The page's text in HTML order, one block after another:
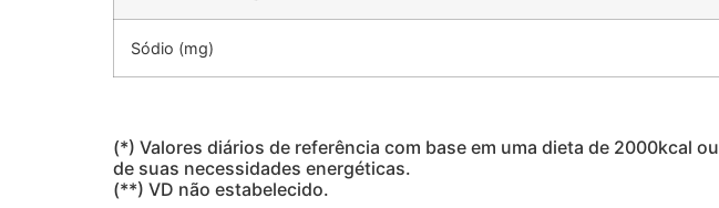
Sódio (mg)
(*) Valores diários de referência com base em uma dieta de 2000kcal
de suas necessidades energéticas.
(**) VD não estabelecido.